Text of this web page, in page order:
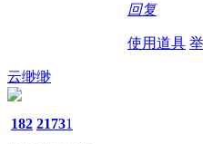
回复
使用道具
云缈缈
182 21731